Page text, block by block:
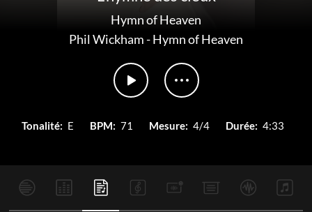
Hymn of Heaven
Phil Wickham-Hymn of Heaven
Tonalité: E BPM: 71 Mesure: 4/4 Durée: 4:33